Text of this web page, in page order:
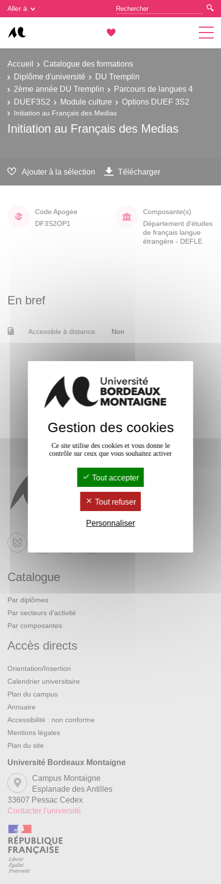
Aller à
Accueil
Catalogue des formations
Diplôme d'université
DU Tremplin
2ème année DU Tremplin
Parcours de langues 4
DUEF3S2
Module culture Options DUEF 3S2
Initiation au Français des Medias
Initiation au Français des Medias
Ajouter à la sélection Télécharger
Code Apogée
DF3S2OP1
Composante(s)
Département d'études
de français langue
étrangère - DEFLE
En bref
Accessible à distance Non
Bluesky
Catalogue
Par diplômes
Par secteurs d’activité
Par composantes
Accès directs
Orientation/Insertion
Calendrier universitaire
Plan du campus
Annuaire
Accessibilité : non conforme
Mentions légales
Plan du site
Université Bordeaux Montaigne
Campus Montaigne
Esplanade des Antilles
33607 Pessac Cedex
Contacter l'université
Gestion des cookies
Gestion des cookies
Ce site utilise des cookies et vous donne le
contrôle sur ceux que vous souhaitez activer
Tout accepter
Tout refuser
Personnaliser